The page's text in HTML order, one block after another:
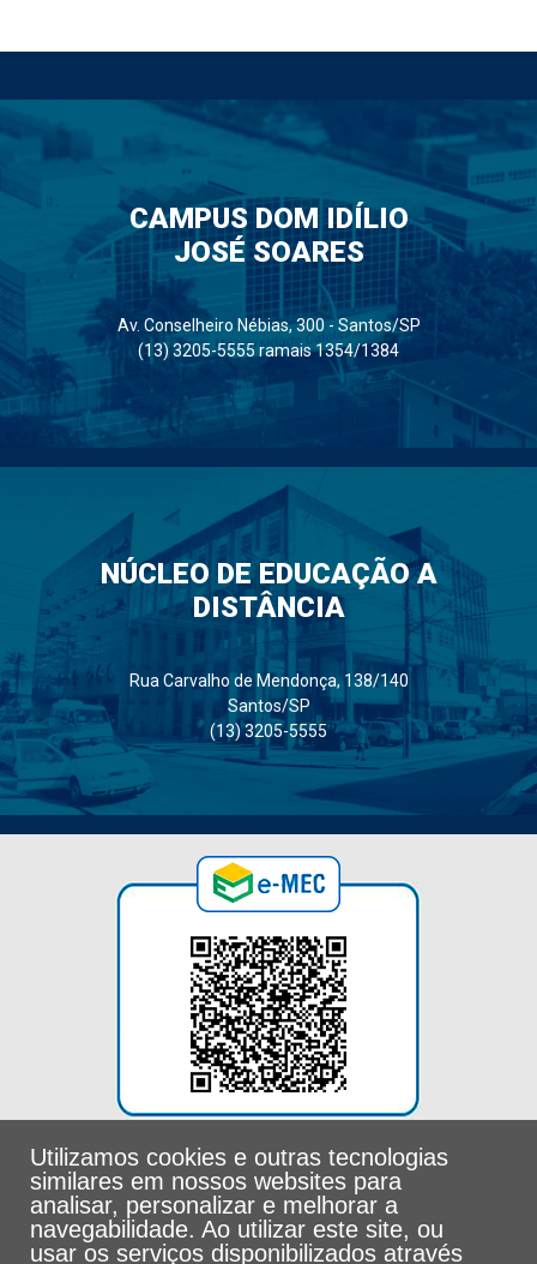
CAMPUS DOM IDÍLIO
JOSÉ SOARES
Av. Conselheiro Nébias, 300 - Santos/SP
(13) 3205-5555 ramais 1354/1384
NÚCLEO DE EDUCAÇÃO A
DISTÂNCIA
Rua Carvalho de Mendonça, 138/140
Santos/SP
(13) 3205-5555
Utilizamos cookies e outras tecnologias
similares em nossos websites para
analisar, personalizar e melhorar a
navegabilidade. Ao utilizar este site, ou
usar os serviços disponibilizados através